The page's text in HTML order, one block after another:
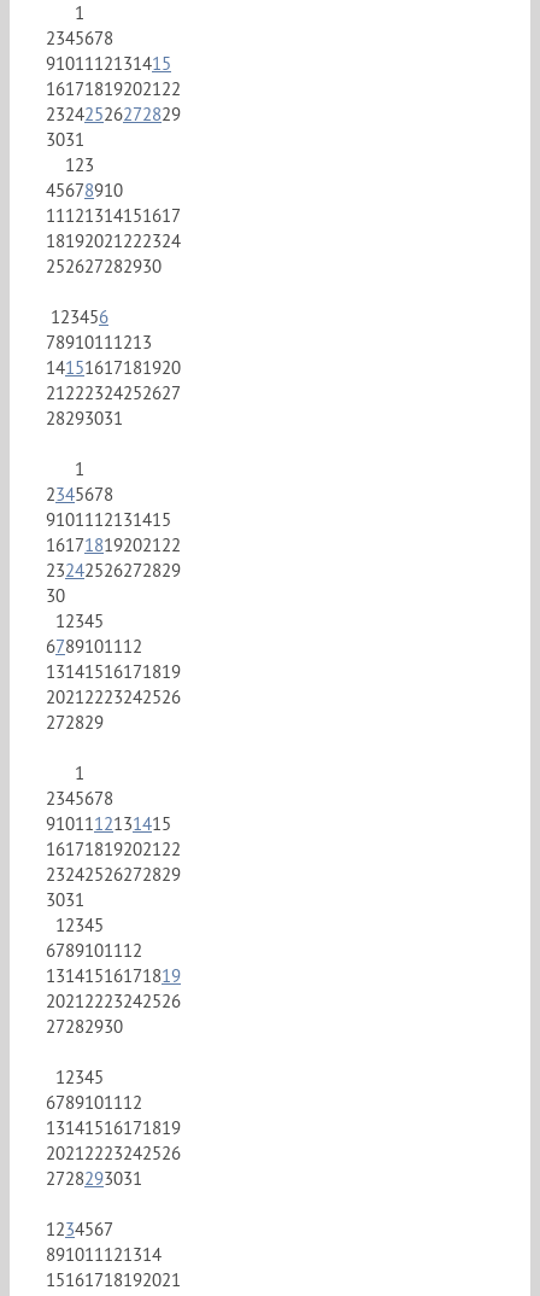
1
2345678
9101112131415
16171819202122
23242526272829
3031
123
45678910
11121314151617
18192021222324
252627282930
123456
78910111213
14151617181920
21222324252627
28293031
1
2345678
9101112131415
16171819202122
23242526272829
30
12345
6789101112
13141516171819
20212223242526
272829
1
2345678
9101112131415
16171819202122
23242526272829
3031
12345
6789101112
13141516171819
20212223242526
27282930
12345
6789101112
13141516171819
20212223242526
2728293031
1234567
891011121314
15161718192021